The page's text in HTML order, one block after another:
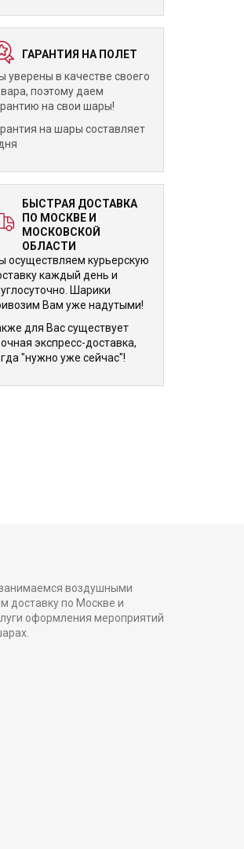
ГАРАНТИЯ НА ПОЛЕТ
уверены в качестве своего
поэтому даем
на свои шары!
на шары составляет
БЫСТРАЯ ДОСТАВКА
ПО МОСКВЕ И
МОСКОВСКОЙ
ОБЛАСТИ
осуществляем курьерскую
каждый день и
Шарики
Вам уже надутыми!
для Вас существует
экспресс-доставка,
"нужно уже сейчас"!
воздушными
доставку по Москве и
оформления мероприятий